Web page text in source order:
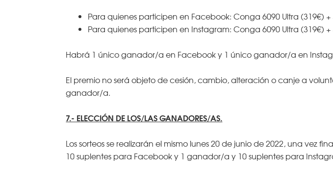
Para quienes participen en Facebook: Conga 6090 Ultra (319€)
Para quienes participen en Instagram: Conga 6090 Ultra (319€)
Habrá 1 único ganador/a en Facebook y 1 único ganador/a en
El premio no será objeto de cesión, cambio, alteración o canje a
ganador/a.
7.- ELECCIÓN DE LOS/LAS GANADORES/AS.
Los sorteos se realizarán el mismo lunes 20 de junio de 2022, una vez
10 suplentes para Facebook y 1 ganador/a y 10 suplentes para